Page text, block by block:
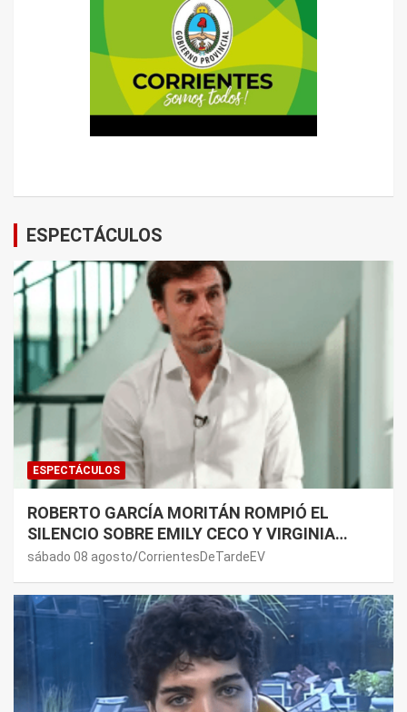
ESPECTÁCULOS
ESPECTÁCULOS
ROBERTO GARCÍA MORITÁN ROMPIÓ EL
SILENCIO SOBRE EMILY CECO Y VIRGINIA
GALLARDO: “DEDÍQUENSE A SUS VIDAS”
sábado 08 agosto CorrientesDeTardeEV